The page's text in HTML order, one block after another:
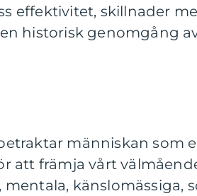
effektivitet, skillnader
historisk genomgång
människan som
att främja vårt
känslomässiga,